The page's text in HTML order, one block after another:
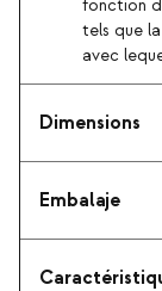
fonction
tels que
avec
Dimensions
Embalaje